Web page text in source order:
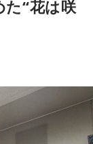
“花は咲